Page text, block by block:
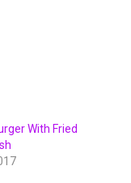
With Fried